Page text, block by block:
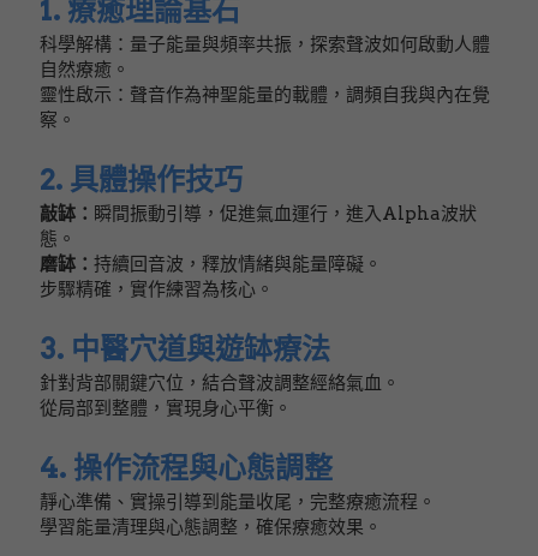
1. 療癒理論基石
科學解構：量子能量與頻率共振，探索聲波如何啟動人體
自然療癒。
靈性啟示：聲音作為神聖能量的載體，調頻自我與內在覺
察。
2. 具體操作技巧
敲缽： 瞬間振動引導，促進氣血運行，進入Alpha波狀
態。
磨缽： 持續回音波，釋放情緒與能量障礙。
步驟精確，實作練習為核心。
3. 中醫穴道與遊缽療法
針對背部關鍵穴位，結合聲波調整經絡氣血。
從局部到整體，實現身心平衡。
4. 操作流程與心態調整
靜心準備、實操引導到能量收尾，完整療癒流程。
學習能量清理與心態調整，確保療癒效果。